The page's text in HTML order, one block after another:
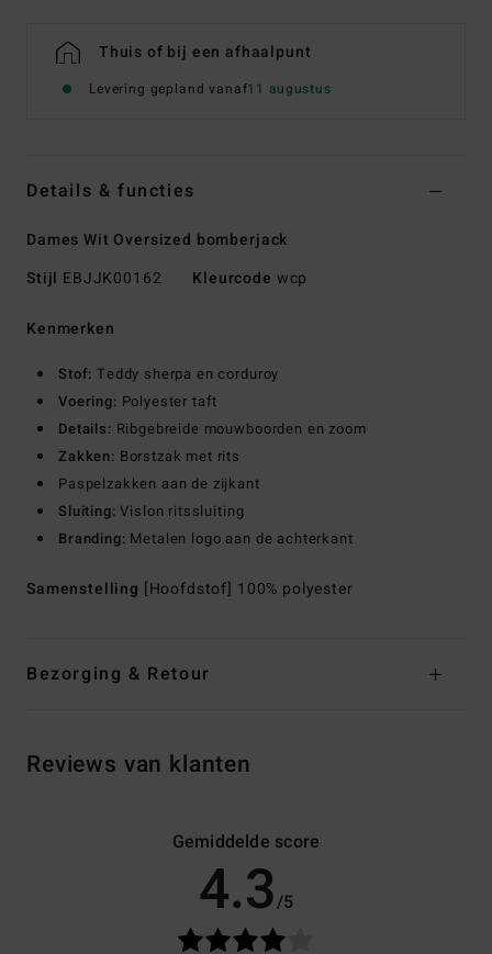
Thuis of bij een afhaalpunt
Levering gepland vanaf11 augustus
Details & functies
Dames Wit Oversized bomberjack
Stijl EBJJK00162 Kleurcode wcp
Kenmerken
Stof: Teddy sherpa en corduroy
Voering: Polyester taft
Details: Ribgebreide mouwboorden en zoom
Zakken: Borstzak met rits
Paspelzakken aan de zijkant
Sluiting: Vislon ritssluiting
Branding: Metalen logo aan de achterkant
Samenstelling [Hoofdstof] 100% polyester
Bezorging & Retour
Reviews van klanten
Gemiddelde score
4.3/5